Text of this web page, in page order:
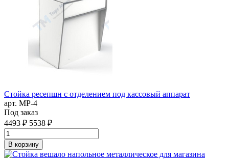
Стойка ресепшн с отделением под кассовый аппарат
арт. MР-4
Под заказ
4493 ₽ 5538 ₽
В корзину